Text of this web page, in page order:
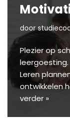
door
Plezier op
Leren
ontwikkelen
verder »